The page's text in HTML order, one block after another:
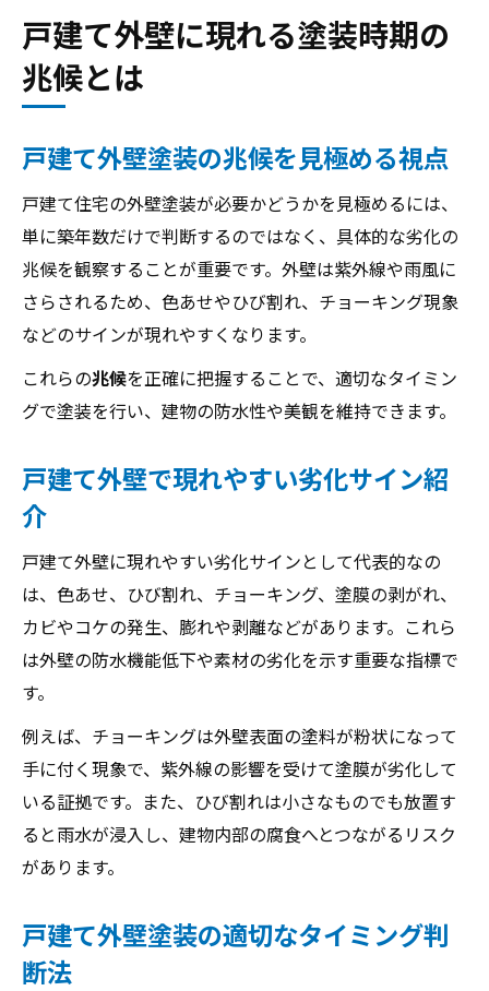
戸建て外壁に現れる塗装時期の
兆候とは
戸建て外壁塗装の兆候を見極める視点
戸建て住宅の外壁塗装が必要かどうかを見極めるには、
単に築年数だけで判断するのではなく、具体的な劣化の
兆候を観察することが重要です。外壁は紫外線や雨風に
さらされるため、色あせやひび割れ、チョーキング現象
などのサインが現れやすくなります。
これらの兆候を正確に把握することで、適切なタイミン
グで塗装を行い、建物の防水性や美観を維持できます。
戸建て外壁で現れやすい劣化サイン紹
介
戸建て外壁に現れやすい劣化サインとして代表的なの
は、色あせ、ひび割れ、チョーキング、塗膜の剥がれ、
カビやコケの発生、膨れや剥離などがあります。これら
は外壁の防水機能低下や素材の劣化を示す重要な指標で
す。
例えば、チョーキングは外壁表面の塗料が粉状になって
手に付く現象で、紫外線の影響を受けて塗膜が劣化して
いる証拠です。また、ひび割れは小さなものでも放置す
ると雨水が浸入し、建物内部の腐食へとつながるリスク
があります。
戸建て外壁塗装の適切なタイミング判
断法